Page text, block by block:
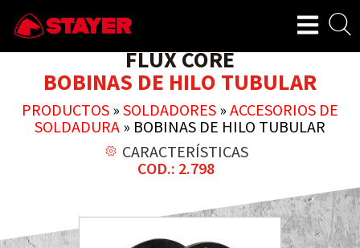
FLUX CORE
BOBINAS DE HILO TUBULAR
PRODUCTOS » SOLDADORES » ACCESORIOS DE
SOLDADURA » BOBINAS DE HILO TUBULAR
CARACTERÍSTICAS
COD.: 2.798